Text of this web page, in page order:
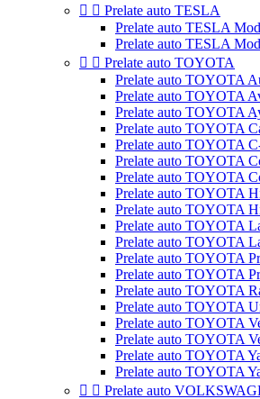
  Prelate auto TESLA
Prelate auto TESLA
Prelate auto TESLA
  Prelate auto TOYOTA
Prelate auto TOYOTA
Prelate auto TOYOTA
Prelate auto TOYOTA
Prelate auto TOYOTA
Prelate auto TOYOTA
Prelate auto TOYOTA
Prelate auto TOYOTA
Prelate auto TOYOTA
Prelate auto TOYOTA
Prelate auto TOYOTA
Prelate auto TOYOTA
Prelate auto TOYOTA
Prelate auto TOYOTA
Prelate auto TOYOTA
Prelate auto TOYOTA
Prelate auto TOYOTA
Prelate auto TOYOTA
Prelate auto TOYOTA
Prelate auto TOYOTA
  Prelate auto